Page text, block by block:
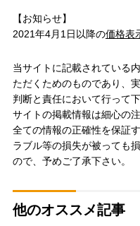
【お知らせ】
2021年4月1日以降の価格表
当サイトに記載されている
ただくためのものであり、
判断と責任において行って
サイトの掲載情報は細心の
全ての情報の正確性を保証
ラブル等の損失が被っても
ので、予めご了承下さい。
他のオススメ記事